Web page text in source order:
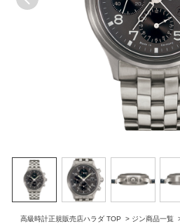
高級時計正規販売店ハラダ TOP > ジン商品一覧